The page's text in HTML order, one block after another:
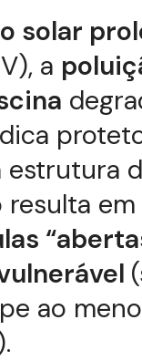
solar
a
estrutura
resulta
ao